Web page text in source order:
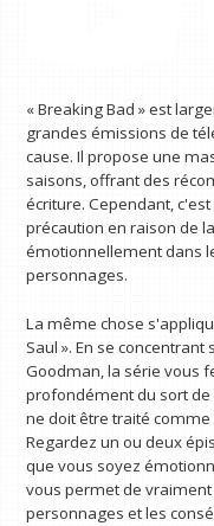
« Breaking Bad » est
grandes émissions de
cause. Il propose une
saisons, offrant des
écriture. Cependant,
précaution en raison de
émotionnellement dans
personnages.
La même chose
Saul ». En se
Goodman, la série vous
profondément du sort de
ne doit être traité comme
Regardez un ou deux
que vous soyez
vous permet de
personnages et les